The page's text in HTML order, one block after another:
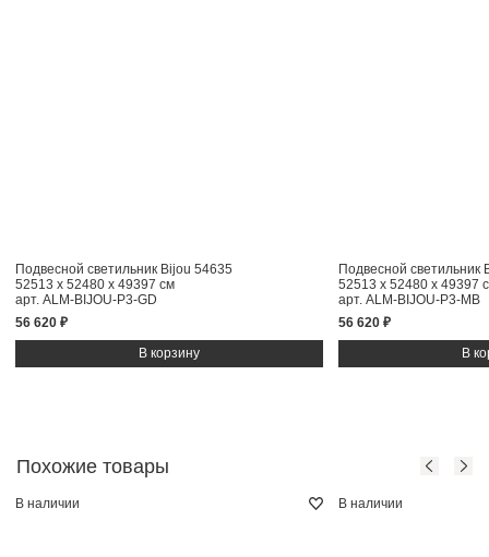
Подвесной светильник Bijou 54635
52513 x 52480 x 49397 см
арт. ALM-BIJOU-P3-GD
56 620 ₽
Подвесной светильник
52513 x 52480 x 49397
арт. ALM-BIJOU-P3-MB
56 620 ₽
Похожие товары
В наличии В наличии